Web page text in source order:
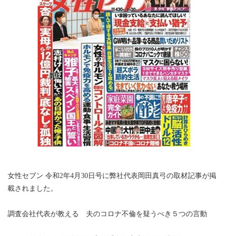
女性セブン 令和2年4月30日号に弊社代表岡田真弓の取材記事が掲
載されました。
調査会社代表が教える 夫のコロナ不倫を疑うべき５つの言動